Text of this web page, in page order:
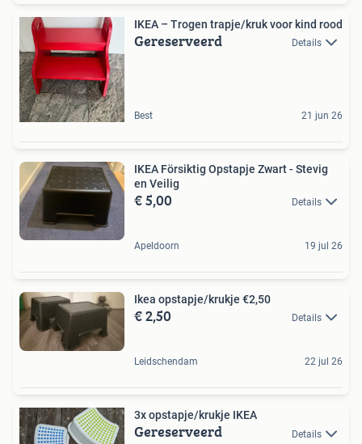
IKEA – Trogen trapje/kruk voor kind rood
Gereserveerd Details
Best 21 jun 26
IKEA Försiktig Opstapje Zwart - Stevig
en Veilig
€ 5,00 Details
Apeldoorn 19 jul 26
Ikea opstapje/krukje €2,50
€ 2,50 Details
Leidschendam 22 jul 26
3x opstapje/krukje IKEA
Gereserveerd Details